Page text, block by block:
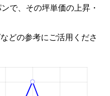
で、その坪単価の上昇・
どの参考にご活用くださ